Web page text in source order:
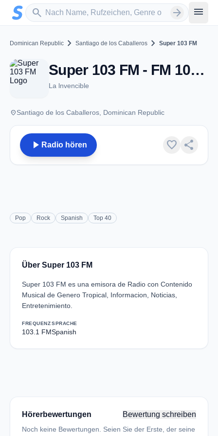
Zum Hauptinhalt springen
search
Sender suchen arrow_forward menu
Dominican Republic chevron_right Santiago de los Caballeros chevron_right Super 103 FM
Super 103 FM - FM 103.1 - Santiago de los Caballeros
La lnvencible
placeSantiago de los Caballeros, Dominican Republic
play_arrow Radio hören favorite share
Pop Rock Spanish Top 40
Über Super 103 FM
Super 103 FM es una emisora de Radio con Contenido
Musical de Genero Tropical, Informacion, Noticias,
Entretenimiento.
FREQUENZ
103.1 FM
SPRACHE
Spanish
Hörerbewertungen Bewertung schreiben
Noch keine Bewertungen. Seien Sie der Erste, der seine